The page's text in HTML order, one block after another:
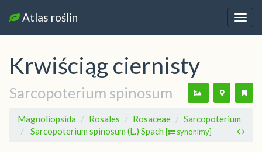
Atlas roślin
Krwiściąg ciernisty
Sarcopoterium spinosum
Magnoliopsida Rosales Rosaceae
Sarcopoterium
Sarcopoterium spinosum (L.) Spach [ synonimy]